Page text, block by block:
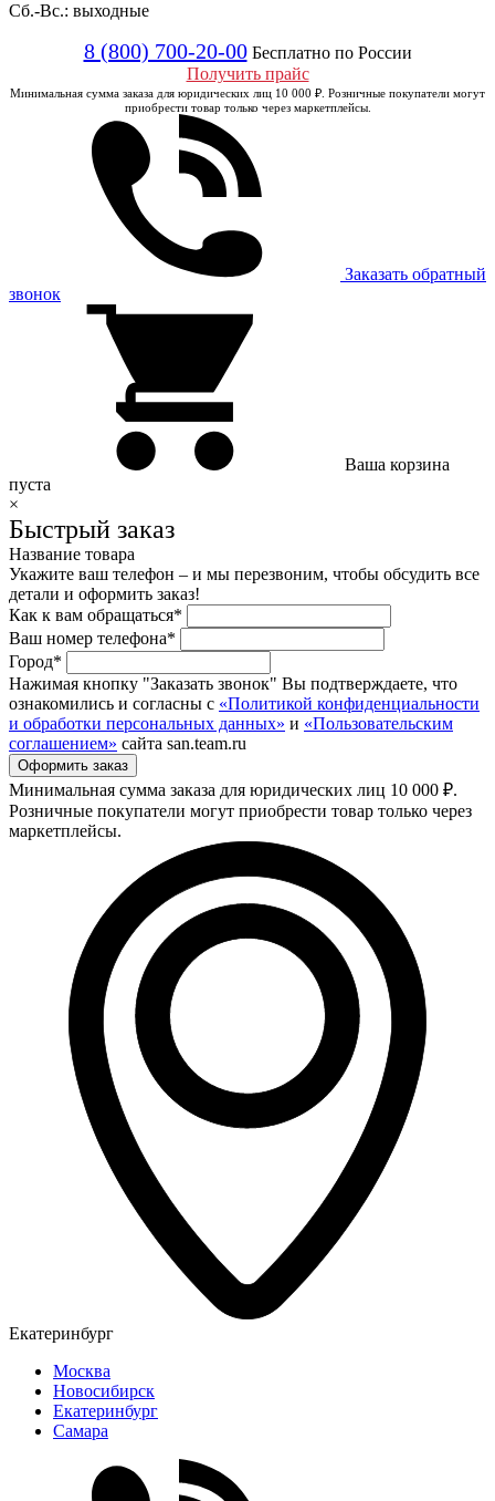
Сб.-Вс.: выходные
8 (800) 700-20-00 Бесплатно по России
Получить прайс
Минимальная сумма заказа для юридических лиц 10 000 ₽. Розничные покупатели могут
приобрести товар только через маркетплейсы.
Заказать обратный
звонок
Ваша корзина
пуста
×
Быстрый заказ
Название товара
Укажите ваш телефон – и мы перезвоним, чтобы обсудить все
детали и оформить заказ!
Как к вам обращаться*
Ваш номер телефона*
Город*
Нажимая кнопку "Заказать звонок" Вы подтверждаете, что
ознакомились и согласны с «Политикой конфиденциальности
и обработки персональных данных» и «Пользовательским
соглашением» сайта san.team.ru
Минимальная сумма заказа для юридических лиц 10 000 ₽.
Розничные покупатели могут приобрести товар только через
маркетплейсы.
Екатеринбург
Москва
Новосибирск
Екатеринбург
Самара